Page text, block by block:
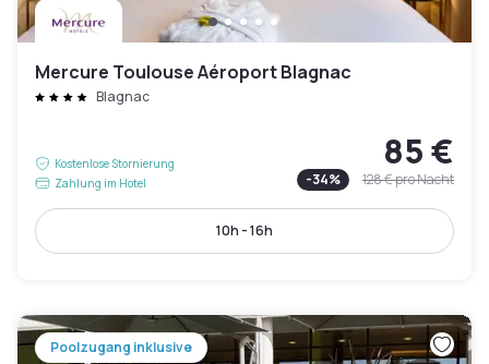
Mercure Toulouse Aéroport Blagnac
Blagnac
Kostenlose Stornierung
Zahlung im Hotel
85 €
-34% 128 €pro Nacht
10h - 16h
Poolzugang inklusive